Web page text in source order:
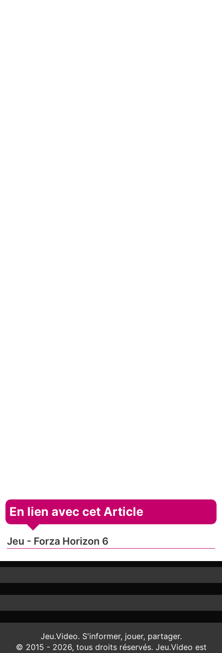
En lien avec cet Article
Jeu - Forza Horizon 6
Jeu.Video. S'informer, jouer, partager.
© 2015 - 2026, tous droits réservés. Jeu.Video est